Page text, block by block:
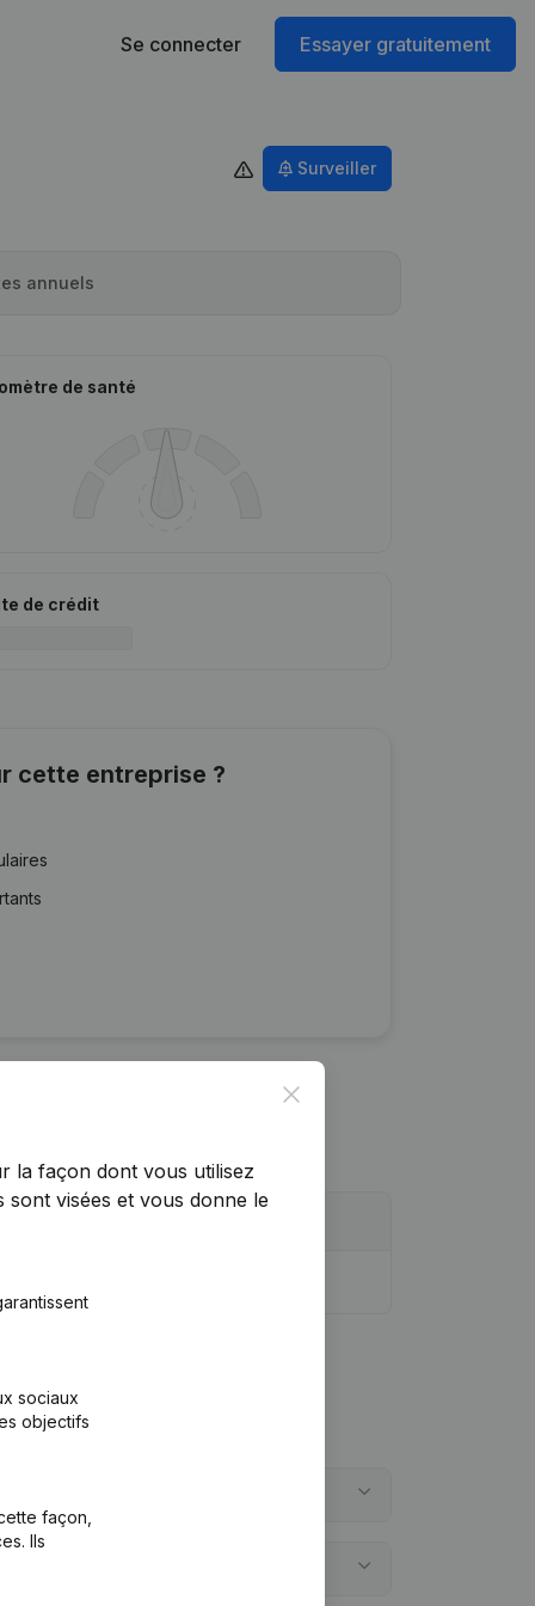
Se connecter Essayer gratuitement
Surveiller
annuels
de santé
de crédit
cette entreprise ?
Close
la façon dont vous utilisez
visées et vous donne le
sociaux
objectifs
façon,
Ils